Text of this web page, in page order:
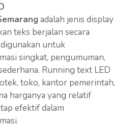
adalah jenis display
teks berjalan secara
untuk
singkat, pengumuman,
Running text LED
toko, kantor pemerintah,
harganya yang relatif
efektif dalam